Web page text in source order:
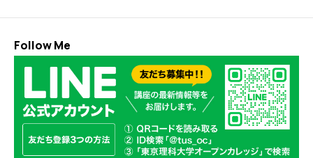
Follow Me